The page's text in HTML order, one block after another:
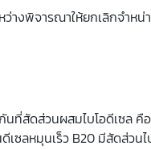
างพิจารณาให้ยกเลิกจำหน่
สัดส่วนผสมไบโอดีเซล คื
ซลหมุนเร็ว B20 มีสัดส่วนไ